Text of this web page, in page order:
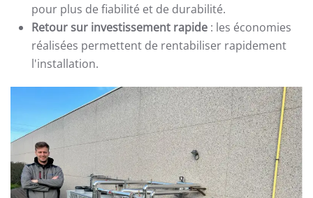
pour plus de fiabilité et de durabilité.
Retour sur investissement rapide : les économies
réalisées permettent de rentabiliser rapidement
l'installation.